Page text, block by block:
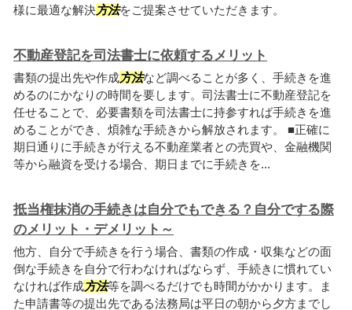
様に最適な解決方法をご提案させていただきます。
不動産登記を司法書士に依頼するメリット
書類の提出先や作成方法など調べることが多く、手続きを進
めるのにかなりの時間を要します。司法書士に不動産登記を
任せることで、必要書類を司法書士に持参すれば手続きを進
めることができ、煩雑な手続きから解放されます。 ■正確に
期日通りに手続きが行える不動産業者との売買や、金融機関
等から融資を受ける場合、期日までに手続きを...
抵当権抹消の手続きは自分でもできる？自分でする際
のメリット・デメリット～
他方、自分で手続きを行う場合、書類の作成・収集などの面
倒な手続きを自分で行わなければならず、手続きに慣れてい
なければ作成方法等を調べるだけでも時間がかかります。ま
た申請書等の提出先である法務局は平日の朝から夕方までし